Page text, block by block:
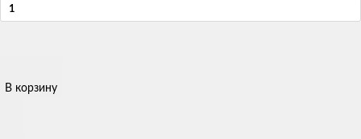
В корзину